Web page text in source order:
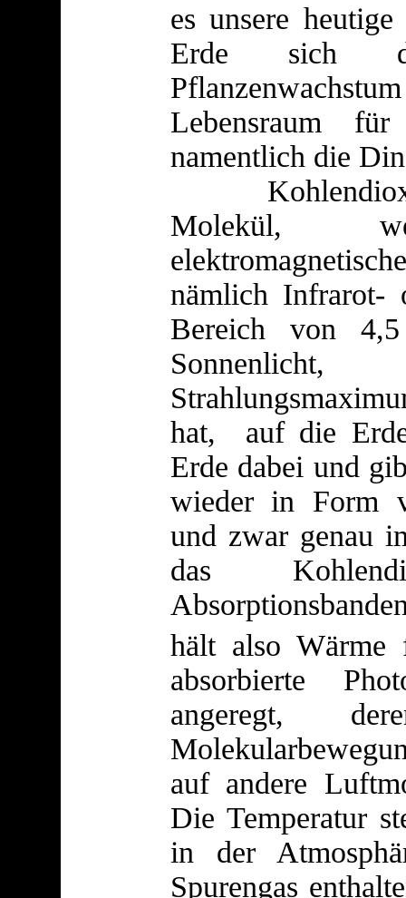
es unsere
Erde sich
Lebensraum
namentlich die
Kohlendioxid
Molekül,
nämlich Infrarot-
Bereich von
hat, auf die
Erde dabei und
wieder in Form
und zwar genau
das
hält also
absorbierte
angeregt,
auf andere
Die Temperatur
in der
Spurengas